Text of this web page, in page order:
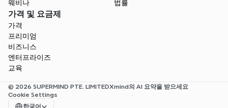
웨비나
법률
가격 및 요금제
가격
프리미엄
비즈니스
엔터프라이즈
교육
© 2026 SUPERMIND PTE. LIMITEDXmind의 AI 요약을 받으세요
Cookie Settings
Select Language
한국어